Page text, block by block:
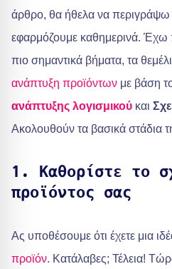
άρθρο, θα ήθελα να
εφαρμόζουμε καθημερινά. Έχω
πιο σημαντικά βήματα, τα
ανάπτυξη προϊόντων με βάση
ανάπτυξης λογισμικού και
Ακολουθούν τα βασικά στάδια
1. Καθορίστε το
προϊόντος σας
Ας υποθέσουμε ότι έχετε μια
προϊόν. Κατάλαβες; Τέλεια!